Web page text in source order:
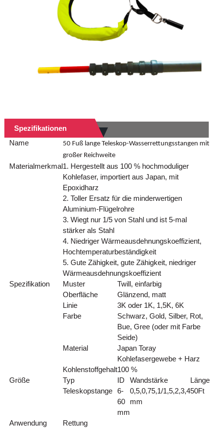
Spezifikationen
Name
50 Fuß lange Teleskop-Wasserrettungsstangen mit
großer Reichweite
Materialmerkmal1. Hergestellt aus 100 % hochmoduliger
Kohlefaser, importiert aus Japan, mit
Epoxidharz
2. Toller Ersatz für die minderwertigen
Aluminium-Flügelrohre
3. Wiegt nur 1/5 von Stahl und ist 5-mal
stärker als Stahl
4. Niedriger Wärmeausdehnungskoeffizient,
Hochtemperaturbeständigkeit
5. Gute Zähigkeit, gute Zähigkeit, niedriger
Wärmeausdehnungskoeffizient
Spezifikation
Muster
Twill, einfarbig
Oberfläche
Glänzend, matt
Linie
3K oder 1K, 1,5K, 6K
Farbe
Schwarz, Gold, Silber, Rot,
Bue, Gree (oder mit Farbe
Seide)
Material
Japan Toray
Kohlefasergewebe + Harz
Kohlenstoffgehalt100 %
Größe
Typ ID Wandstärke
Länge
Teleskopstange 6-
60
mm
0,5,0,75,1/1,5,2,3,4
mm
50Ft
Anwendung
Rettung